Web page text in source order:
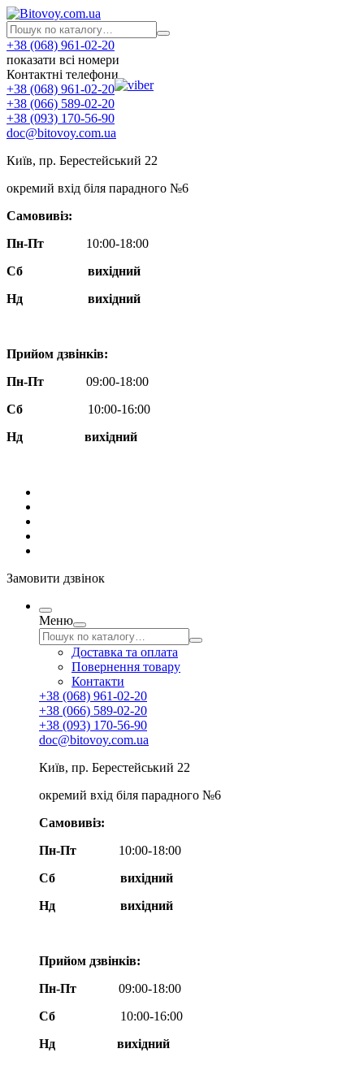
+38 (068) 961-02-20
показати всі номери
Контактні телефони
+38 (068) 961-02-20
+38 (066) 589-02-20
+38 (093) 170-56-90
doc@bitovoy.com.ua
Київ, пр. Берестейський 22
окремий вхід біля парадного №6
Самовивіз:
Пн-Пт
10:00-18:00
Сб
вихідний
Нд
вихідний
Прийом дзвінків:
Пн-Пт
09:00-18:00
Сб
10:00-16:00
Нд вихідний
Замовити дзвінок
Меню
Доставка та оплата
Повернення товару
Контакти
+38 (068) 961-02-20
+38 (066) 589-02-20
+38 (093) 170-56-90
doc@bitovoy.com.ua
Київ, пр. Берестейський 22
окремий вхід біля парадного №6
Самовивіз:
Пн-Пт
10:00-18:00
Сб
вихідний
Нд
вихідний
Прийом дзвінків:
Пн-Пт
09:00-18:00
Сб
10:00-16:00
Нд вихідний